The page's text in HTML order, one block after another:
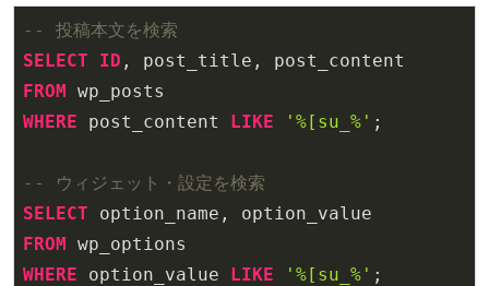
-- 投稿本文を検索
SELECT
ID
FROM
WHERE post_content LIKE '%[su_%' ;
-- ウィジェット・設定を検索
SELECT
FROM
WHERE option_value LIKE '%[su_%'